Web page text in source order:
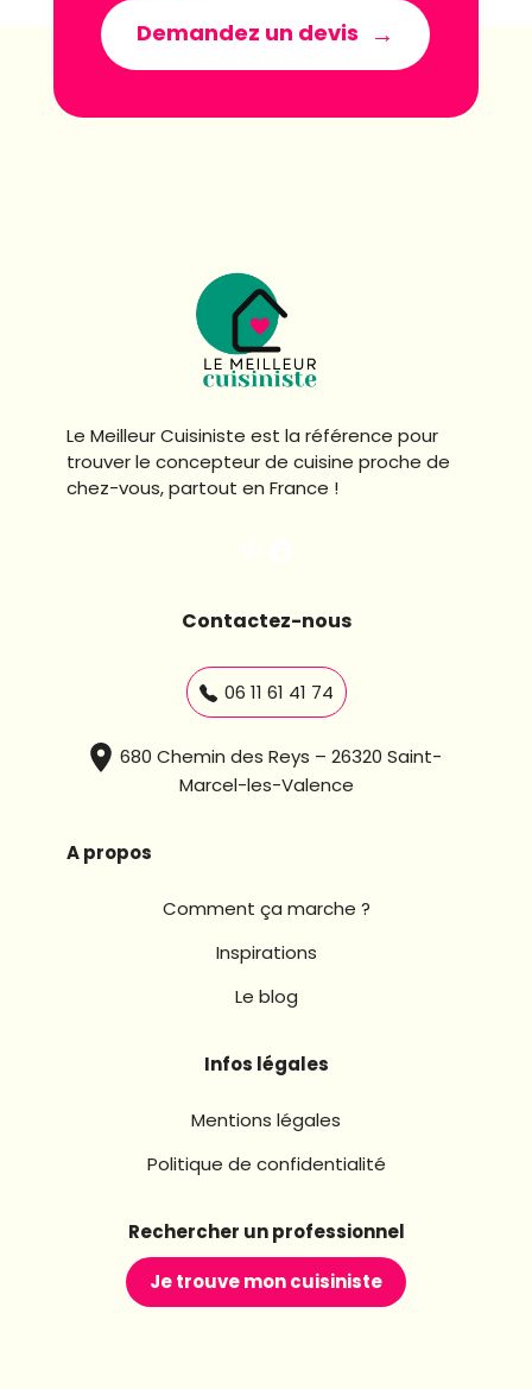
Demandez un devis
Le Meilleur Cuisiniste est la référence pour
trouver le concepteur de cuisine proche de
chez-vous, partout en France !
Contactez-nous
06 11 61 41 74
680 Chemin des Reys – 26320 Saint-
Marcel-les-Valence
A propos
Comment ça marche ?
Inspirations
Le blog
Infos légales
Mentions légales
Politique de confidentialité
Rechercher un professionnel
Je trouve mon cuisiniste